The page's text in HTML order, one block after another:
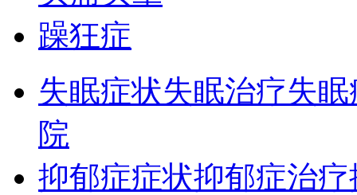
躁狂症
失眠症状失眠治疗失
院
抑郁症症状抑郁症治疗